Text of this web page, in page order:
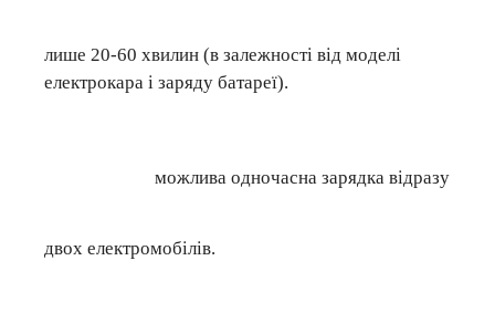
лише 20-60 хвилин (в залежності від моделі
електрокара і заряду батареї).
можлива одночасна зарядка відразу
двох електромобілів.